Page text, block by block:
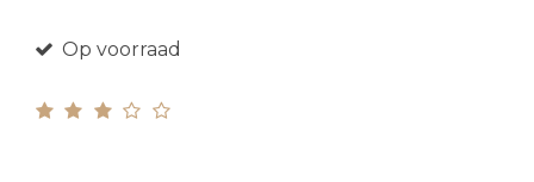
Op voorraad